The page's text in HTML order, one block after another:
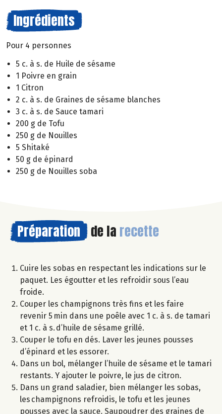
Ingrédients
Pour 4 personnes
5 c. à s. de Huile de sésame
1 Poivre en grain
1 Citron
2 c. à s. de Graines de sésame blanches
3 c. à s. de Sauce tamari
200 g de Tofu
250 g de Nouilles
5 Shitaké
50 g de épinard
250 g de Nouilles soba
Préparation de la recette
Cuire les sobas en respectant les indications sur le
paquet. Les égoutter et les refroidir sous l’eau
froide.
Couper les champignons très fins et les faire
revenir 5 min dans une poêle avec 1 c. à s. de tamari
et 1 c. à s. d’huile de sésame grillé.
Couper le tofu en dés. Laver les jeunes pousses
d’épinard et les essorer.
Dans un bol, mélanger l’huile de sésame et le tamari
restants. Y ajouter le poivre, le jus de citron.
Dans un grand saladier, bien mélanger les sobas,
les champignons refroidis, le tofu et les jeunes
pousses avec la sauce. Saupoudrer des graines de